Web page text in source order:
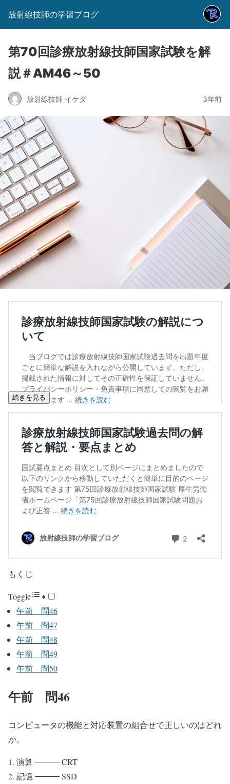
放射線技師の学習ブログ
第70回診療放射線技師国家試験を解
説＃AM46～50
放射線技師 イケダ 3年前
続きを見る
もくじ
Toggle
午前 問46
午前 問47
午前 問48
午前 問49
午前 問50
午前 問46
コンピュータの機能と対応装置の組合せで正しいのはどれ
か。
演算
CRT
記憶
SSD